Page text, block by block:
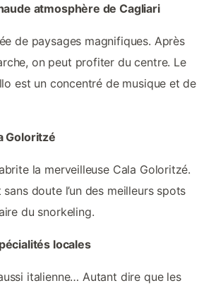
atmosphère de Cagliari
de paysages magnifiques. Après
on peut profiter du centre. Le
est un concentré de musique et de
Goloritzé
la merveilleuse Cala Goloritzé.
doute l’un des meilleurs spots
du snorkeling.
locales
italienne… Autant dire que les